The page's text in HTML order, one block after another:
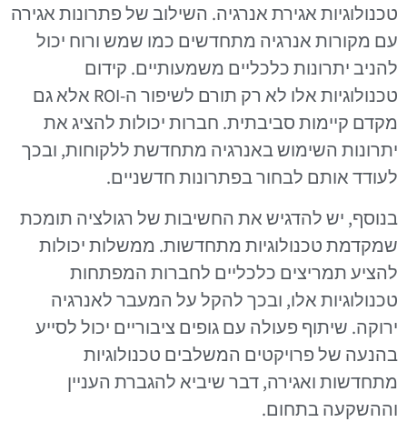
טכנולוגיות אגירת אנרגיה. השילוב של פתרונות אגירה
עם מקורות אנרגיה מתחדשים כמו שמש ורוח יכול
להניב יתרונות כלכליים משמעותיים. קידום
טכנולוגיות אלו לא רק תורם לשיפור ה-ROI אלא גם
מקדם קיימות סביבתית. חברות יכולות להציג את
יתרונות השימוש באנרגיה מתחדשת ללקוחות, ובכך
לעודד אותם לבחור בפתרונות חדשניים.
בנוסף, יש להדגיש את החשיבות של רגולציה תומכת
שמקדמת טכנולוגיות מתחדשות. ממשלות יכולות
להציע תמריצים כלכליים לחברות המפתחות
טכנולוגיות אלו, ובכך להקל על המעבר לאנרגיה
ירוקה. שיתוף פעולה עם גופים ציבוריים יכול לסייע
בהנעה של פרויקטים המשלבים טכנולוגיות
מתחדשות ואגירה, דבר שיביא להגברת העניין
וההשקעה בתחום.